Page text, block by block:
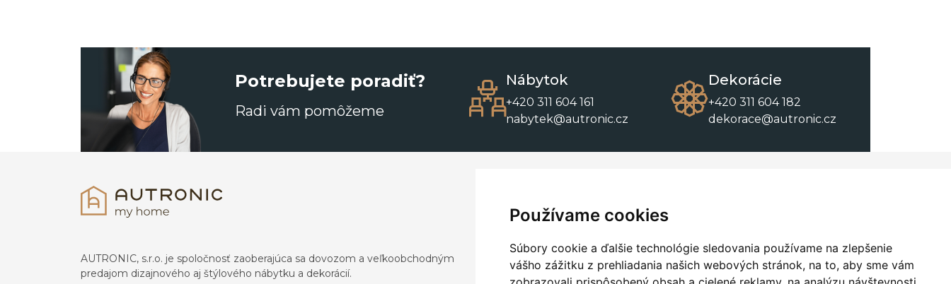
Používame cookies
Súbory cookie a ďalšie technológie sledovania používame na zlepšenie
vášho zážitku z prehliadania našich webových stránok, na to, aby sme vám
Potrebujete poradiť?
Radi vám pomôžeme
Nábytok
+420 311 604 161
nabytek@autronic.cz
Dekorácie
+420 311 604 182
dekorace@autronic.cz
AUTRONIC, s.r.o. je spoločnosť zaoberajúca sa dovozom a veľkoobchodným
predajom dizajnového aj štýlového nábytku a dekorácií.
Kontakty